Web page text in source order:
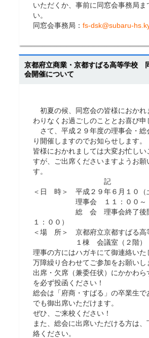
いただくか、事前に同窓会事務局ま
い。
同窓会事務局： fs-dsk@subaru-
京都府立商業・京都すばる高等学校
会開催について
初夏の候、同窓会の皆様におかれ
わりなくお過ごしのこととお喜び申
さて、平成２９年度の理事会・総
り開催しますのでお知らせします。
皆様におかれましては大変お忙しい
すが、ご出席くださいますようお願
す。
記
＜日 時＞ 平成２９年６月１０（
理事会 １１：００～
総 会 理事会終了後開催
１：００）
＜場 所＞ 京都府立京都すばる高
１棟 会議室（２階）
理事の方にはハガキにて御連絡いた
万障繰り合わせてご参加をお願いし
出席・欠席（兼委任状）にかかわら
を必ず投函ください！
総会は「府商・すばる」の卒業生で
でも御出席いただけます。
ぜひ、ご来校ください！
また、総会に出席いただける方は、
絡ください。